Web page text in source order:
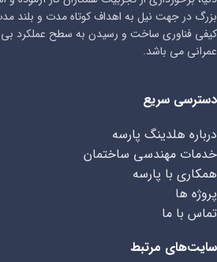
بزرگ در جهت نیل به اهداف کوتاه مدت و بلند
کیفی فناوری ساخت و رسیدن به سطح عملکرد بی
عمرانی می باشد.
دسترسی سریع
درباره هلدینگ پارسه
خدمات مهندسی ساختمان
همکاری با پارسه
پروژه ها
تماس با ما
سایت‌های مرتبط